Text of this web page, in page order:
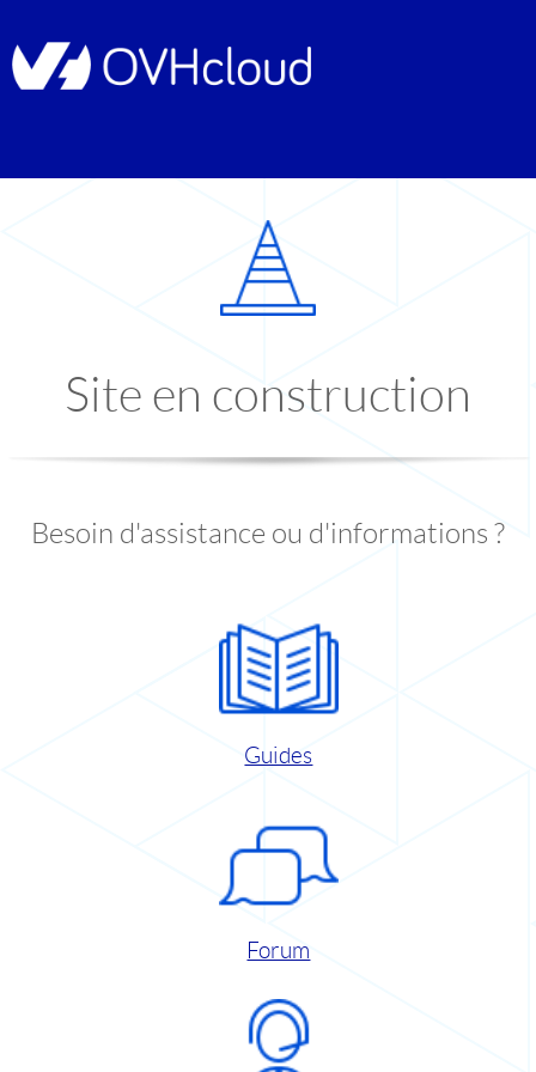
Site en construction
Besoin d'assistance ou d'informations ?
Guides
Forum